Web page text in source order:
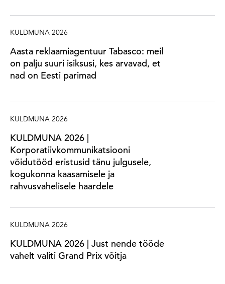
KULDMUNA 2026
Aasta reklaamiagentuur Tabasco: meil
on palju suuri isiksusi, kes arvavad, et
nad on Eesti parimad
KULDMUNA 2026
KULDMUNA 2026 |
Korporatiivkommunikatsiooni
võidutööd eristusid tänu julgusele,
kogukonna kaasamisele ja
rahvusvahelisele haardele
KULDMUNA 2026
KULDMUNA 2026 | Just nende tööde
vahelt valiti Grand Prix võitja